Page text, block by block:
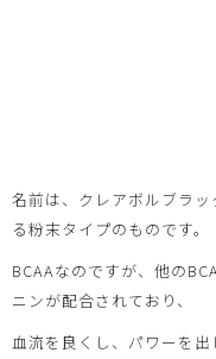
名前は、クレアボルブラ
る粉末タイプのものです。
BCAAなのですが、他の
ニンが配合されており、
血流を良くし、パワーを